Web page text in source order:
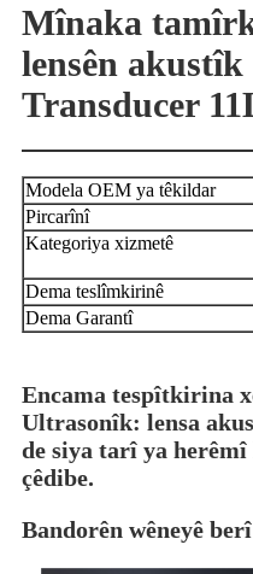
Mînaka
lensên
Transducer
Modela OEM ya têkildar
Pircarînî
Kategoriya xizmetê
Dema teslîmkirinê
Dema Garantî
Encama tespîtkirina
Ultrasonîk: lensa
de siya tarî ya
çêdibe.
Bandorên wêneyê